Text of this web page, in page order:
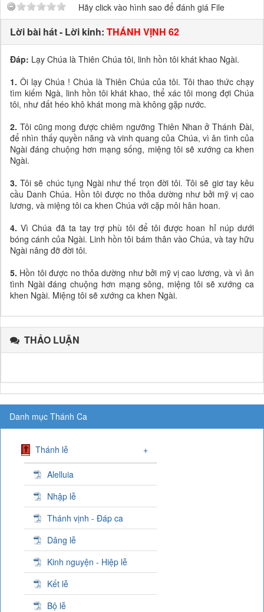
Hãy click vào hình sao để đánh giá File
Lời bài hát - Lời kinh: THÁNH VỊNH 62
Đáp: Lạy Chúa là Thiên Chúa tôi, linh hồn tôi khát khao Ngài.
1. Ôi lạy Chúa ! Chúa là Thiên Chúa của tôi. Tôi thao thức chạy
tìm kiếm Ngà, linh hồn tôi khát khao, thể xác tôi mong đợi Chúa
tôi, như đất héo khô khát mong mà không gặp nước.
2. Tôi cũng mong được chiêm ngưỡng Thiên Nhan ở Thánh Đài,
để nhìn thấy quyền năng và vinh quang của Chúa, vì ân tình của
Ngài đáng chuộng hơn mạng sống, miệng tôi sẽ xướng ca khen
Ngài.
3. Tôi sẽ chúc tụng Ngài như thế trọn đời tôi. Tôi sẽ giơ tay kêu
cầu Danh Chúa. Hồn tôi được no thỏa dường như bởi mỹ vị cao
lương, và miệng tôi ca khen Chúa với cặp môi hân hoan.
4.Vì Chúa đã ta tay trợ phù tôi để tôi được hoan hỉ núp dưới
bóng cánh của Ngài. Linh hồn tôi bám thân vào Chúa, và tay hữu
Ngài nâng đỡ đời tôi.
5. Hồn tôi được no thỏa dường như bởi mỹ vị cao lương, và vì ân
tình Ngài đáng chuộng hơn mạng sông, miệng tôi sẽ xướng ca
khen Ngài. Miệng tôi sẽ xướng ca khen Ngài.
THẢO LUẬN
Danh mục Thánh Ca
Thánh lễ +
Alelluia
Nhập lễ
Thánh vịnh - Đáp ca
Dâng lễ
Kinh nguyện - Hiệp lễ
Kết lễ
Bộ lễ